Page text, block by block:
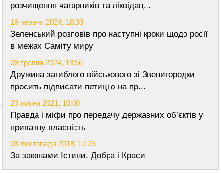
розчищення чагарників та ліквідац...
16 червня 2024, 18:33
Зеленський розповів про наступні кроки щодо росії
в межах Саміту миру
09 травня 2024, 18:56
Дружина загиблого військового зі Звенигородки
просить підписати петицію на пр...
23 липня 2021, 10:00
Правда і міфи про передачу державних об’єктів у
приватну власність
08 листопада 2018, 17:23
За законами Істини, Добра і Краси